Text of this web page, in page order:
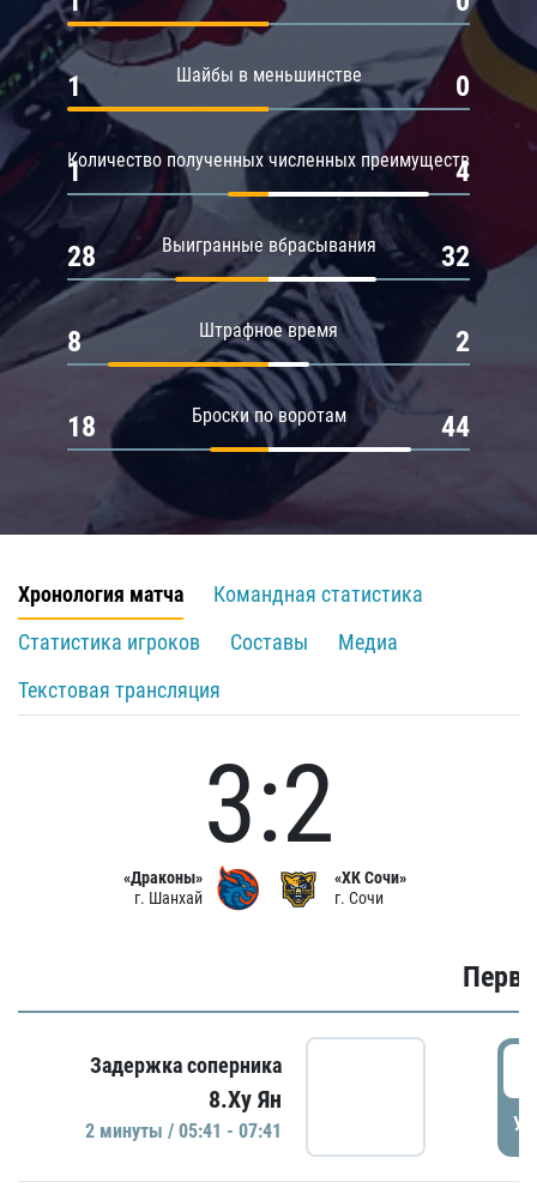
Шайбы в меньшинстве
1 0
Количество полученных численных преимуществ
1 4
Выигранные вбрасывания
28 32
Штрафное время
8 2
Броски по воротам
18 44
Хронология матча
Командная статистика
Статистика игроков
Составы
Медиа
Текстовая трансляция
«Драконы»
г. Шанхай
3:2
«ХК Сочи»
г. Сочи
Задержка соперника
8.Ху Ян
2 минуты / 05:41 - 07:41